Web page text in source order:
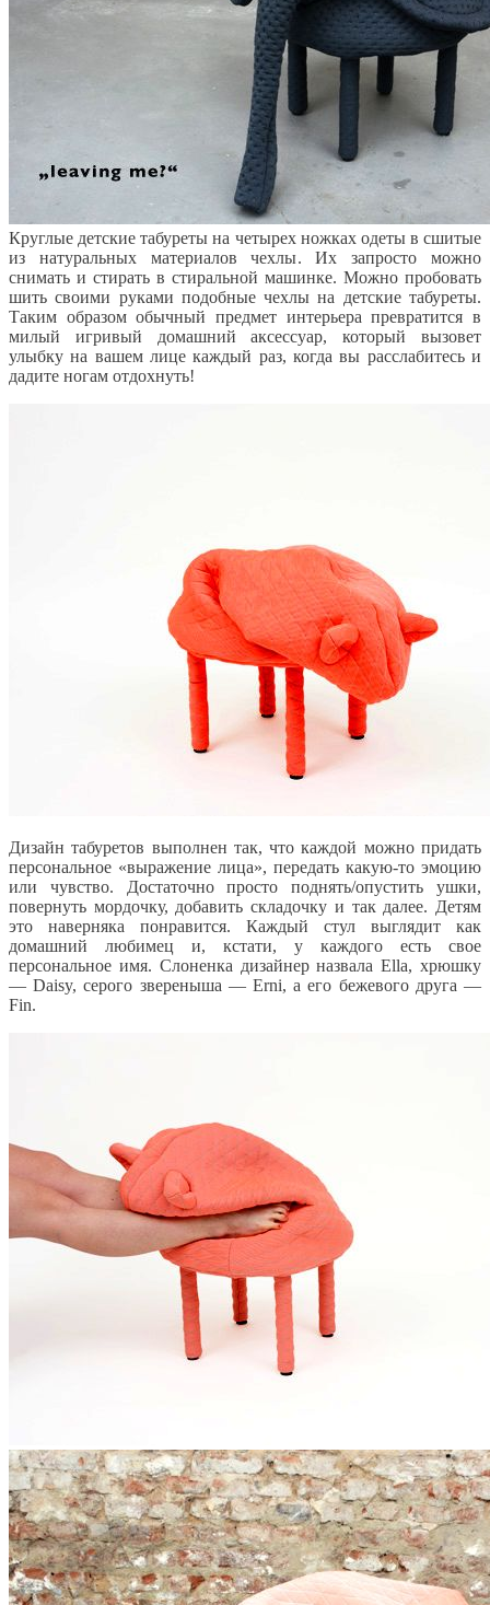
Круглые детские табуреты на четырех ножках одеты в сшитые
из натуральных материалов чехлы. Их запросто можно
снимать и стирать в стиральной машинке. Можно пробовать
шить своими руками подобные чехлы на детские табуреты.
Таким образом обычный предмет интерьера превратится в
милый игривый домашний аксессуар, который вызовет
улыбку на вашем лице каждый раз, когда вы расслабитесь и
дадите ногам отдохнуть!
Дизайн табуретов выполнен так, что каждой можно придать
персональное «выражение лица», передать какую-то эмоцию
или чувство. Достаточно просто поднять/опустить ушки,
повернуть мордочку, добавить складочку и так далее. Детям
это наверняка понравится. Каждый стул выглядит как
домашний любимец и, кстати, у каждого есть свое
персональное имя. Слоненка дизайнер назвала Ella, хрюшку
— Daisy, серого звереныша — Erni, а его бежевого друга —
Fin.